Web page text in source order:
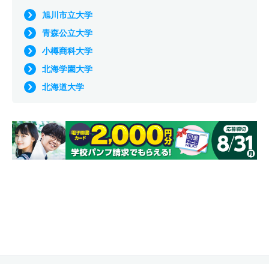
旭川市立大学
青森公立大学
小樽商科大学
北海学園大学
北海道大学